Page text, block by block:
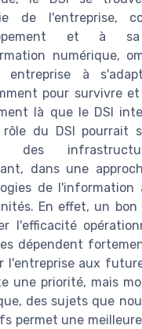
de l'entreprise,
et à
numérique,
entreprise à
pour survivre
là que le DSI
du DSI pourrait
des
dans une
de
En effet, un
l'efficacité
dépendent
l'entreprise aux
une priorité, mais
des sujets que
permet une